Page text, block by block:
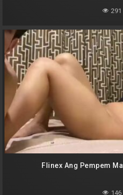
291
Flinex Ang Pempem
146